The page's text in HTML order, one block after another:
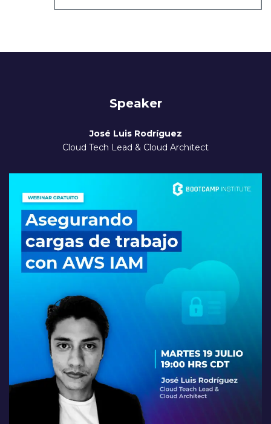
Speaker
José Luis Rodríguez
Cloud Tech Lead & Cloud Architect